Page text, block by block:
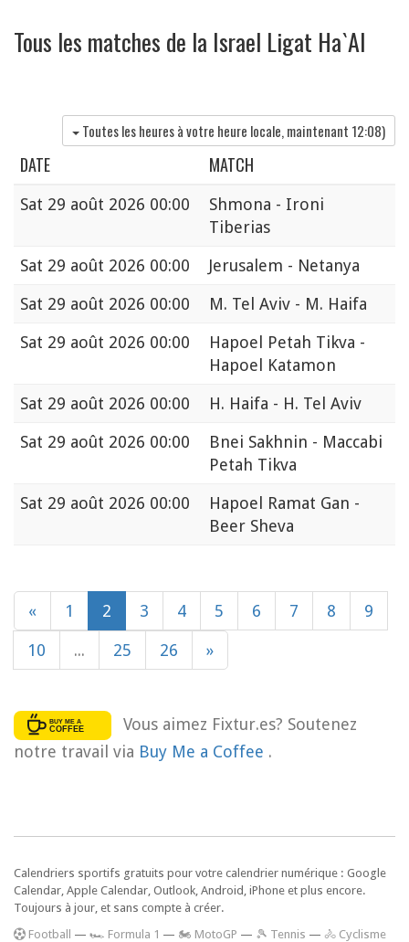
Tous les matches de la Israel Ligat Ha`Al
Toutes les heures à votre heure locale, maintenant 12:08)
DATE MATCH
Sat 29 août 2026 00:00
Shmona - Ironi
Tiberias
Sat 29 août 2026 00:00
Jerusalem - Netanya
Sat 29 août 2026 00:00
M. Tel Aviv - M. Haifa
Sat 29 août 2026 00:00
Hapoel Petah Tikva -
Hapoel Katamon
Sat 29 août 2026 00:00
H. Haifa - H. Tel Aviv
Sat 29 août 2026 00:00
Bnei Sakhnin - Maccabi
Petah Tikva
Sat 29 août 2026 00:00
Hapoel Ramat Gan -
Beer Sheva
« 1 2 3 4 5 6 7 8 9
10 ... 25 26 »
Vous aimez Fixtur.es? Soutenez
notre travail via Buy Me a Coffee .
Calendriers sportifs gratuits pour votre calendrier numérique : Google
Calendar, Apple Calendar, Outlook, Android, iPhone et plus encore.
Toujours à jour, et sans compte à créer.
Football — 🏎️ Formula 1 — 🏍 MotoGP — 🎾 Tennis — 🚴 Cyclisme